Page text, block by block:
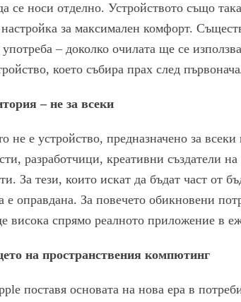
се носи отделно. Устройството също
за максимален комфорт.
употреба – доколко очилата ще се
което събира прах след
– не за всеки
не е устройство, предназначено за
разработчици, креативни създатели
За тези, които искат да бъдат част от
е оправдана. За повечето обикновени
висока спрямо реалното приложение в
на пространствения компютинг
поставя основата на нова ера в